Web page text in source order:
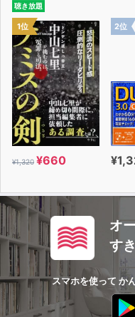
自分にはどのような方
たいのか。
そうやって自分自身に
ちに、
あなたの成功の仕組み
行動プランが見えてく
本書の巻末で紹介され
へとステップアップし
あなたの生き方を決め
何より大切なのは、勇
とすることです。
「大好きなことをやら
よ」
ユダヤ人の富豪に言わ
葉が、あなたの人生を
聴き放題
1位
¥1,320 ¥660
2位
オ
す
スマホを使って か